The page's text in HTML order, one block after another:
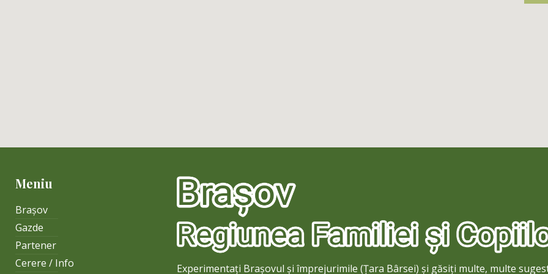
Meniu
Brașov
Gazde
Partener
Cerere / Info
Experimentați Brașovul și împrejurimile (Țara Bârsei) și găsiți multe, multe